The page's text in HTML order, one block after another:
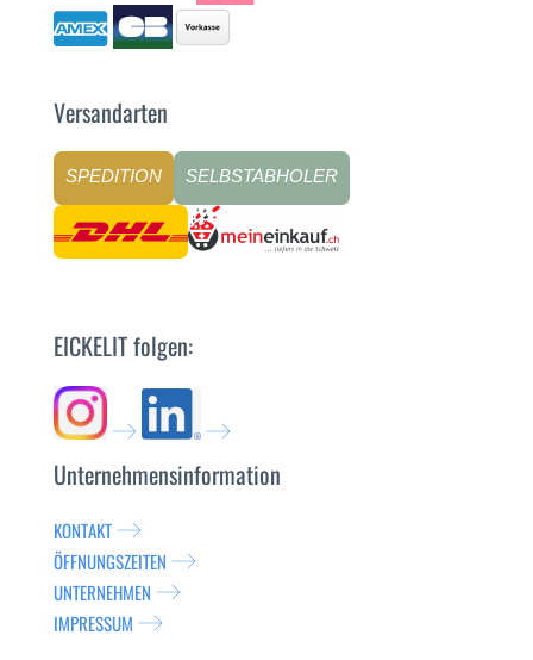
Versandarten
SPEDITION SELBSTABHOLER
EICKELIT folgen:
Unternehmensinformation
KONTAKT
ÖFFNUNGSZEITEN
UNTERNEHMEN
IMPRESSUM